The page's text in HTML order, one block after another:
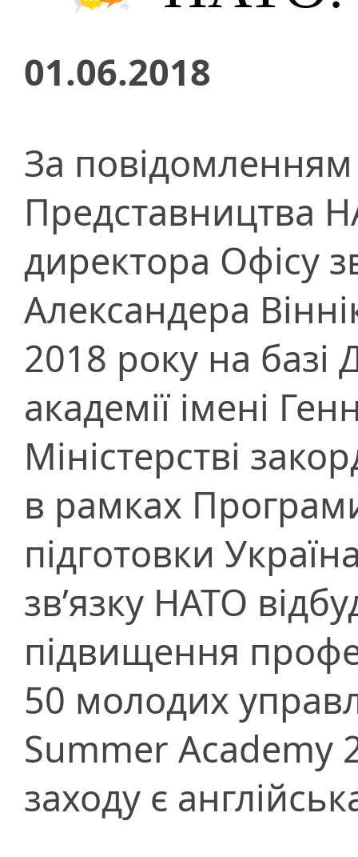
01.06.2018
За
Представництва
директора Офісу
Александера
2018 року на базі
академії імені
Міністерстві
в рамках
підготовки
зв’язку НАТО
підвищення
50 молодих
Summer
заходу є